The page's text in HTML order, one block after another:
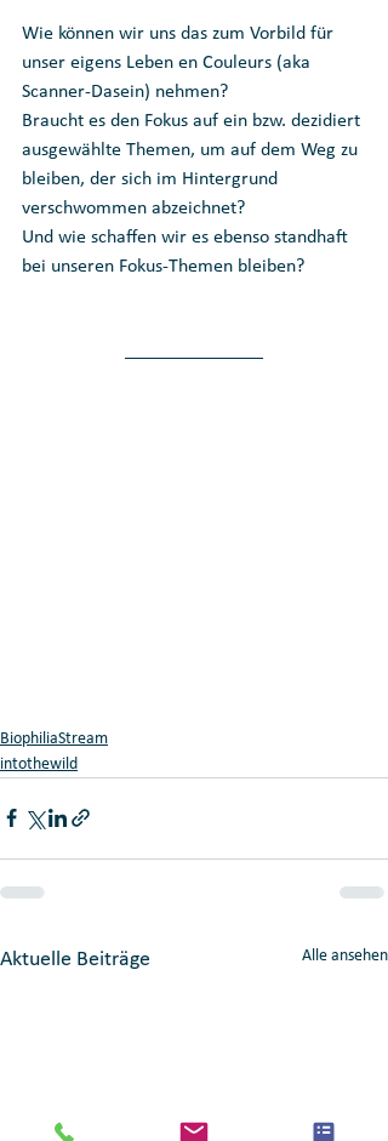
Wie können wir uns das zum Vorbild für
unser eigens Leben en Couleurs (aka
Scanner-Dasein) nehmen?
Braucht es den Fokus auf ein bzw. dezidiert
ausgewählte Themen, um auf dem Weg zu
bleiben, der sich im Hintergrund
verschwommen abzeichnet?
Und wie schaffen wir es ebenso standhaft
bei unseren Fokus-Themen bleiben?
BiophiliaStream
intothewild
Aktuelle Beiträge Alle ansehen